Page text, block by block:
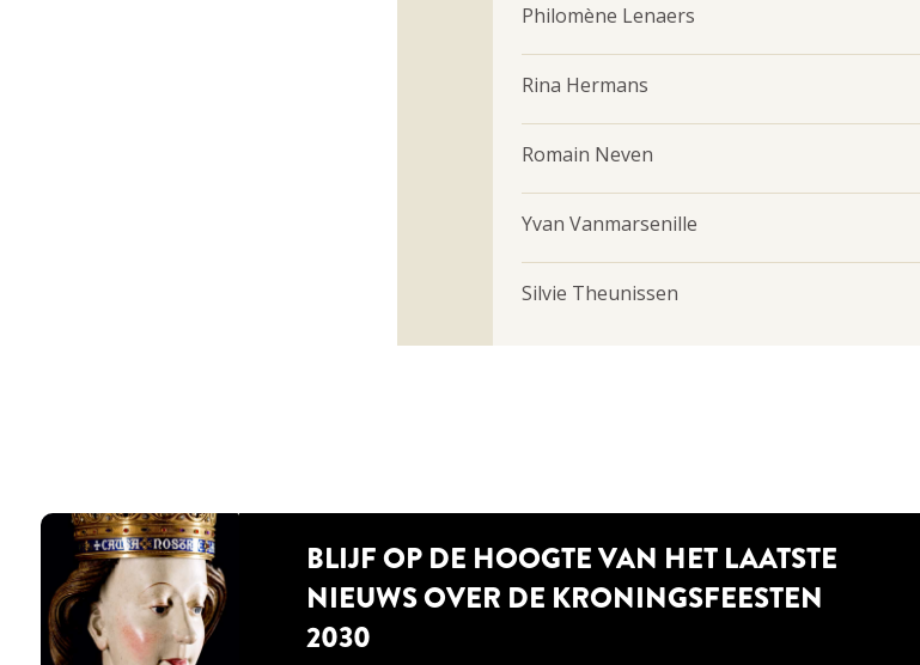
Philomène Lenaers
Rina Hermans
Romain Neven
Yvan Vanmarsenille
Silvie Theunissen
BLIJF OP DE HOOGTE VAN HET LAATSTE
NIEUWS OVER DE KRONINGSFEESTEN
2030